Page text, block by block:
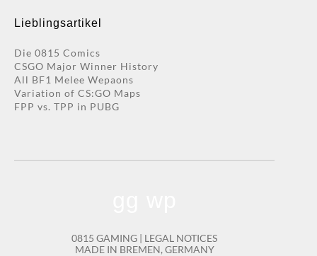
Lieblingsartikel
Die 0815 Comics
CSGO Major Winner History
All BF1 Melee Wepaons
Variation of CS:GO Maps
FPP vs. TPP in PUBG
0815 GAMING | LEGAL NOTICES
MADE IN BREMEN, GERMANY